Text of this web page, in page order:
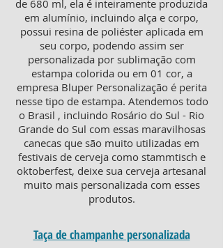
de 680 ml, ela é inteiramente produzida
em alumínio, incluindo alça e corpo,
possui resina de poliéster aplicada em
seu corpo, podendo assim ser
personalizada por sublimação com
estampa colorida ou em 01 cor, a
empresa Bluper Personalização é perita
nesse tipo de estampa. Atendemos todo
o Brasil , incluindo Rosário do Sul - Rio
Grande do Sul com essas maravilhosas
canecas que são muito utilizadas em
festivais de cerveja como stammtisch e
oktoberfest, deixe sua cerveja artesanal
muito mais personalizada com esses
produtos.
Taça de champanhe personalizada